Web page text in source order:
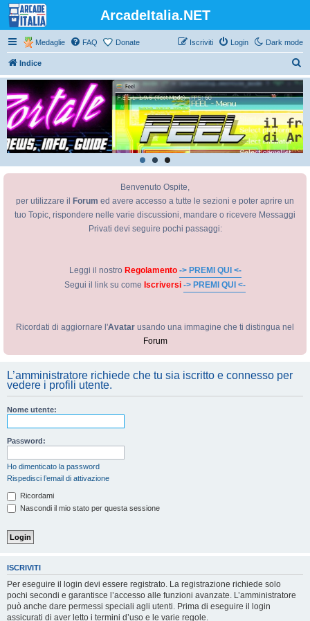
ArcadeItalia.NET
Dark mode
Medaglie FAQ Donate Login
Iscriviti
Indice
e
r
c
a
Benvenuto Ospite,
per utilizzare il
Forum ed avere accesso a tutte le sezioni e poter aprire un
tuo Topic, rispondere nelle varie discussioni, mandare o ricevere Messaggi
Privati devi seguire pochi passaggi:
Leggi il nostro Regolamento -> PREMI QUI <-
Segui il link su come Iscriversi -> PREMI QUI <-
Ricordati di aggiornare l'Avatar usando una immagine che ti distingua nel
Forum
L’amministratore richiede che tu sia iscritto e connesso per
vedere i profili utente.
Nome utente:
Password:
Ho dimenticato la password
Rispedisci l’email di attivazione
Ricordami
Nascondi il mio stato per questa sessione
ISCRIVITI
Per eseguire il login devi essere registrato. La registrazione richiede solo
pochi secondi e garantisce l’accesso alle funzioni avanzate. L’amministratore
può anche dare permessi speciali agli utenti. Prima di eseguire il login
assicurati di aver letto i termini d’uso e le varie regole.